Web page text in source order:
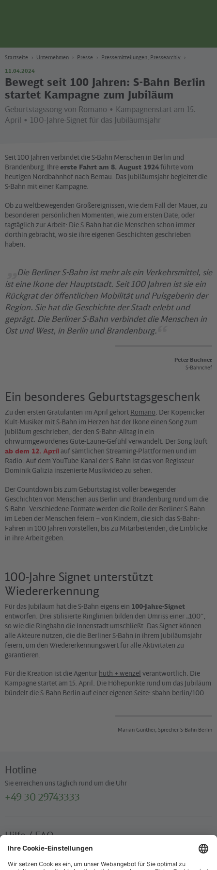
Startseite Unternehmen Presse Pressemitteilungen, Pressearchiv
11.04.2024
Bewegt seit 100 Jahren: S-Bahn Berlin
startet Kampagne zum Jubiläum
Geburtstagssong von Romano • Kampagnenstart am 15.
April • 100-Jahre-Signet für das Jubiläumsjahr
Seit 100 Jahren verbindet die S-Bahn Menschen in Berlin und
Brandenburg. Ihreerste Fahrt am 8. August 1924führte vom
heutigen Nordbahnhof nach Bernau. Das Jubiläumsjahr begleitet die
S-Bahn mit einer Kampagne.
Ob zu weltbewegenden Großereignissen, wie dem Fall der Mauer, zu
besonderen persönlichen Momenten, wie zum ersten Date, oder
tagtäglich zur Arbeit: Die S-Bahn hat die Menschen schon immer
dorthin gebracht, wo sie ihre eigenen Geschichten geschrieben
haben.
Die Berliner S-Bahn ist mehr als ein Verkehrsmittel, sie
ist eine Ikone der Hauptstadt. Seit 100 Jahren ist sie ein
Rückgrat der öffentlichen Mobilität und Pulsgeberin der
Region. Sie hat die Geschichte der Stadt erlebt und
geprägt. Die Berliner S-Bahn verbindet die Menschen in
Ost und West, in Berlin und Brandenburg.
Peter Buchner
S-Bahnchef
Ein besonderes Geburtstagsgeschenk
Zu den ersten Gratulanten im April gehört Romano . Der Köpenicker
Kult-Musiker mit S-Bahn im Herzen hat der Ikone einen Song zum
Jubiläum geschrieben, der den S-Bahn-Alltag in ein
ohrwurmgewordenes Gute-Laune-Gefühl verwandelt. Der Song läuft
ab dem 12. Aprilauf sämtlichen Streaming-Plattformen und im
Radio. Auf dem YouTube-Kanal der S-Bahn ist das von Regisseur
Dominik Galizia inszenierte Musikvideo zu sehen.
Der Countdown bis zum Geburtstag ist voller bewegender
Geschichten von Menschen aus Berlin und Brandenburg rund um die
S-Bahn. Verschiedene Formate werden die Rolle der Berliner S-Bahn
im Leben der Menschen feiern – von Kindern, die sich das S-Bahn-
Fahren in 100 Jahren vorstellen, bis zu Mitarbeitenden, die Einblicke
in ihre Arbeit geben.
100-Jahre Signet unterstützt
Wiedererkennung
Für das Jubiläum hat die S-Bahn eigens ein 100-Jahre-Signet
entworfen. Drei stilisierte Ringlinien bilden den Umriss einer „100“,
so wie die Ringbahn die Innenstadt umschließt. Das Signet können
alle Akteure nutzen, die die Berliner S-Bahn in ihrem Jubiläumsjahr
feiern, um den Wiedererkennungswert für alle Aktivitäten zu
garantieren.
Für die Kreation ist die Agentur huth + wenzel verantwortlich. Die
Kampagne startet am 15. April. Die Höhepunkte rund um das Jubiläum
bündelt die S-Bahn Berlin auf einer eigenen Seite: sbahn.berlin/100
Marian Günther, Sprecher S-Bahn Berlin
Hotline
Sie erreichen uns täglich rund um die Uhr
+49 30 29743333
Hilfe / FAQ
Die wichtigsten Antworten und Hilfestellungen für unterwegs